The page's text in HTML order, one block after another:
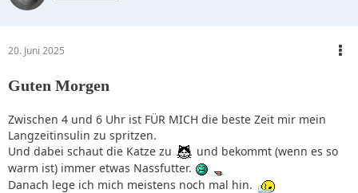
20. Juni 2025
Guten Morgen
Zwischen 4 und 6 Uhr ist FÜR MICH die beste Zeit mir mein
Langzeitinsulin zu spritzen.
Und dabei schaut die Katze zu
und bekommt (wenn es so
warm ist) immer etwas Nassfutter.
Danach lege ich mich meistens noch mal hin.